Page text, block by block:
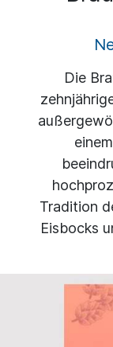
Die
Tradition
Eisbocks